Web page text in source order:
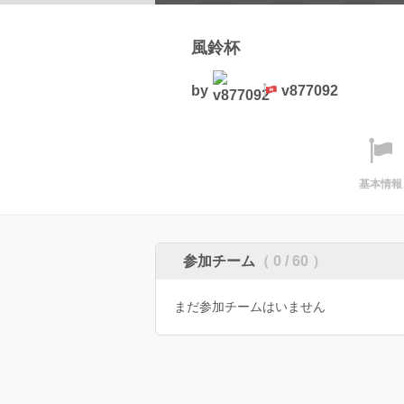
風鈴杯
by v877092
基本情報
参加チーム （ 0 / 60 ）
まだ参加チームはいません